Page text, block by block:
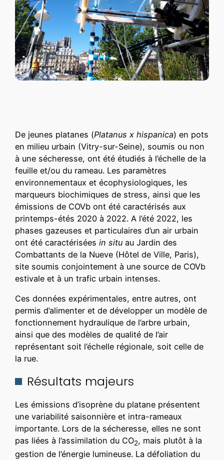
De jeunes platanes (Platanus x hispanica) en pots
en milieu urbain (Vitry-sur-Seine), soumis ou non
à une sécheresse, ont été étudiés à l’échelle de la
feuille et/ou du rameau. Les paramètres
environnementaux et écophysiologiques, les
marqueurs biochimiques de stress, ainsi que les
émissions de COVb ont été caractérisés aux
printemps-étés 2020 à 2022. A l’été 2022, les
phases gazeuses et particulaires d’un air urbain
ont été caractériséesin situau Jardin des
Combattants de la Nueve (Hôtel de Ville, Paris),
site soumis conjointement à une source de COVb
estivale et à un trafic urbain intenses.
Ces données expérimentales, entre autres, ont
permis d’alimenter et de développer un modèle de
fonctionnement hydraulique de l’arbre urbain,
ainsi que des modèles de qualité de l’air
représentant soit l’échelle régionale, soit celle de
la rue.
Résultats majeurs
Les émissions d’isoprène du platane présentent
une variabilité saisonnière et intra-rameaux
importante. Lors de la sécheresse, elles ne sont
pas liées à l’assimilation du CO2, mais plutôt à la
gestion de l’énergie lumineuse. La défoliation du